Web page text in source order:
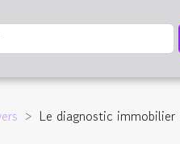
Le diagnostic